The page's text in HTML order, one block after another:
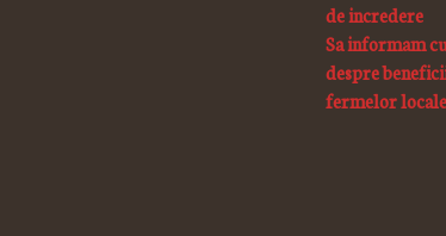
de incredere
Sa informam
despre
fermelor locale